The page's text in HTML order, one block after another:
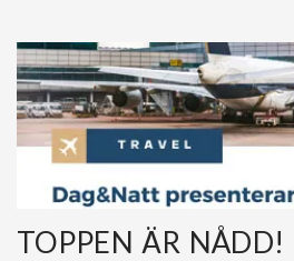
TOPPEN ÄR NÅDD!